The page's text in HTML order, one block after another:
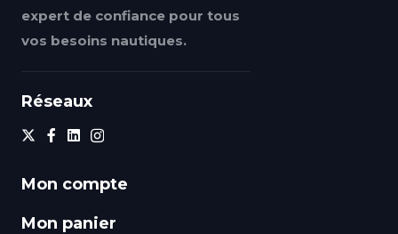
expert de confiance pour tous
vos besoins nautiques.
Réseaux
Mon compte
Mon panier